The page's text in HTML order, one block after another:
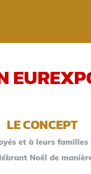
LE CONCEPT
et à leurs familles
Noël de